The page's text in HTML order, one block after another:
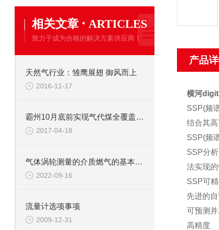
相关文章 · ARTICLES
致力于成为合格的解决方案供应商！
天然气行业：雏鹰展翅 御风而上
2016-11-17
霸州10月底前实现气代煤全覆盖 农村将用上天然气
2017-04-18
气体涡轮测量的介质燃气的基本特性
2022-09-16
流量计选项事项
2009-12-31
产品
横河
SSP(频
结合其
SSP(频
SSP分
法实现
SSP可
先进的
可预测
高精度